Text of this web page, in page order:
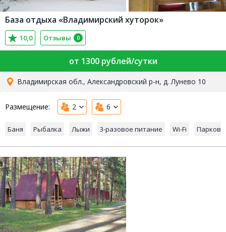
База отдыха «Владимирский хуторок»
10,0 Отзывы 0
от 1300 рублей/сутки
Владимирская обл., Александровский р-н, д. Лунево 10
Размещение: 2 6
Баня Рыбалка Лыжи 3-разовое питание Wi-Fi